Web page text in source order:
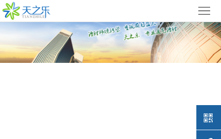
首
页
于
废